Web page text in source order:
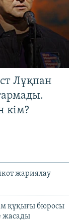
Лұқпан
кім?
жариялау
құқығы бюросы
жасады